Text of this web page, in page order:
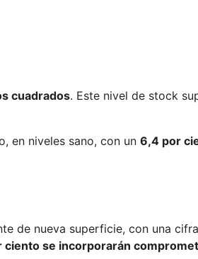
cuadrados. Este nivel de stock
en niveles sano, con un 6,4 por
de nueva superficie, con una cifra
ciento se incorporarán